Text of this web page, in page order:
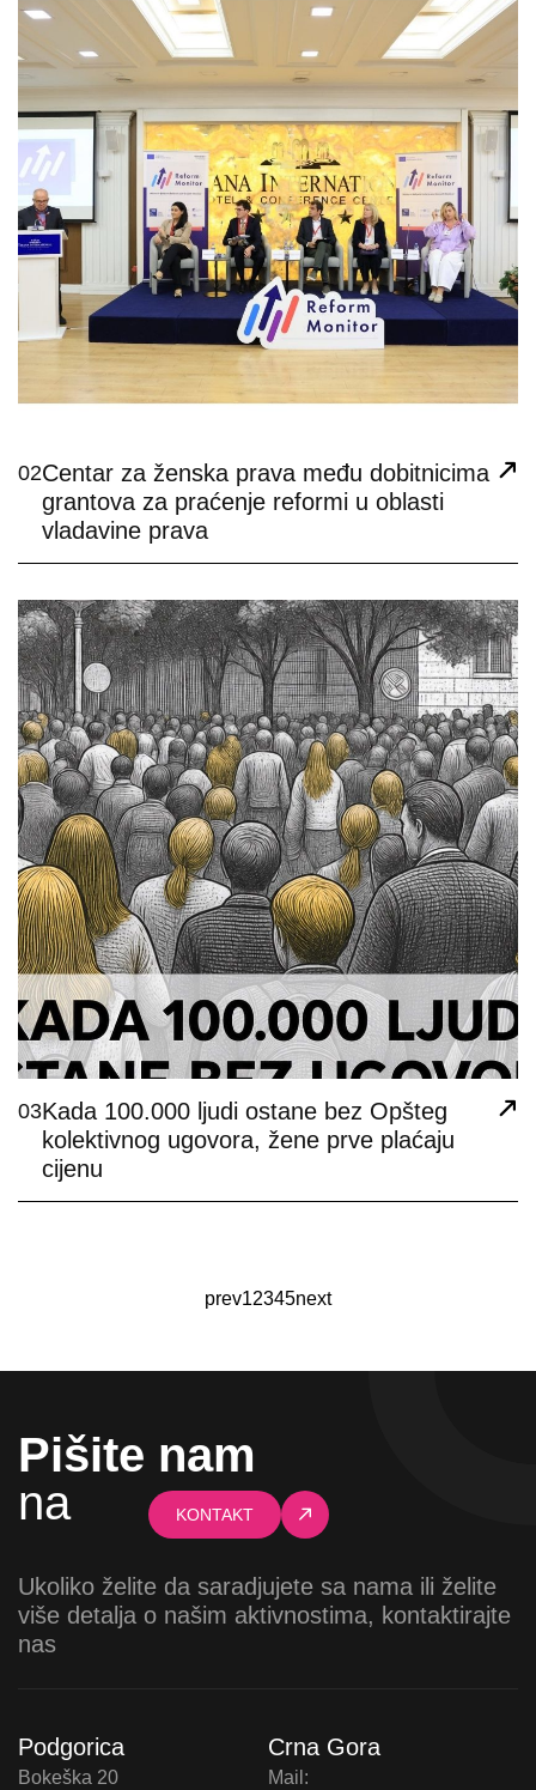
02Centar za ženska prava među dobitnicima
grantova za praćenje reformi u oblasti
vladavine prava
03Kada 100.000 ljudi ostane bez Opšteg
kolektivnog ugovora, žene prve plaćaju
cijenu
prev12345next
Pišite nam
na
KONTAKT
Ukoliko želite da saradjujete sa nama ili želite
više detalja o našim aktivnostima, kontaktirajte
nas
Podgorica
Bokeška 20
Crna Gora
Mail: